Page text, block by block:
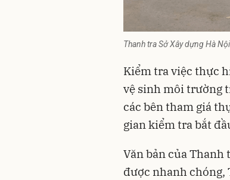
Thanh tra Sở Xây dựng Hà
Kiểm tra việc thực
vệ sinh môi trường
các bên tham giá
gian kiểm tra bắt
Văn bản của Thanh
được nhanh chóng,